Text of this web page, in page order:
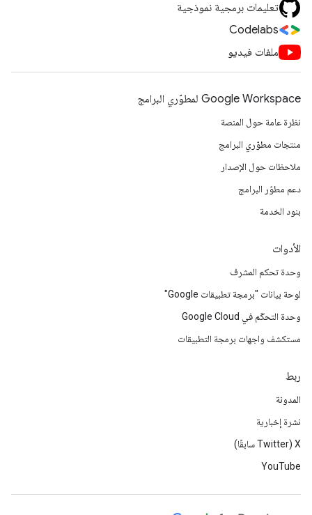
تعليمات برمجية نموذجية
Codelabs
ملفات فيديو
Google Workspace لمطوّري البرامج
نظرة عامة حول المنصة
منتجات مطوّري البرامج
ملاحظات حول الإصدار
دعم مطوّر البرامج
بنود الخدمة
الأدوات
وحدة تحكم المشرف
لوحة بيانات "برمجة تطبيقات Google"
وحدة التحكّم في Google Cloud
مستكشف واجهات برمجة التطبيقات
ربط
المدونة
نشرة إخبارية
‫X ‏(Twitter سابقًا)
YouTube